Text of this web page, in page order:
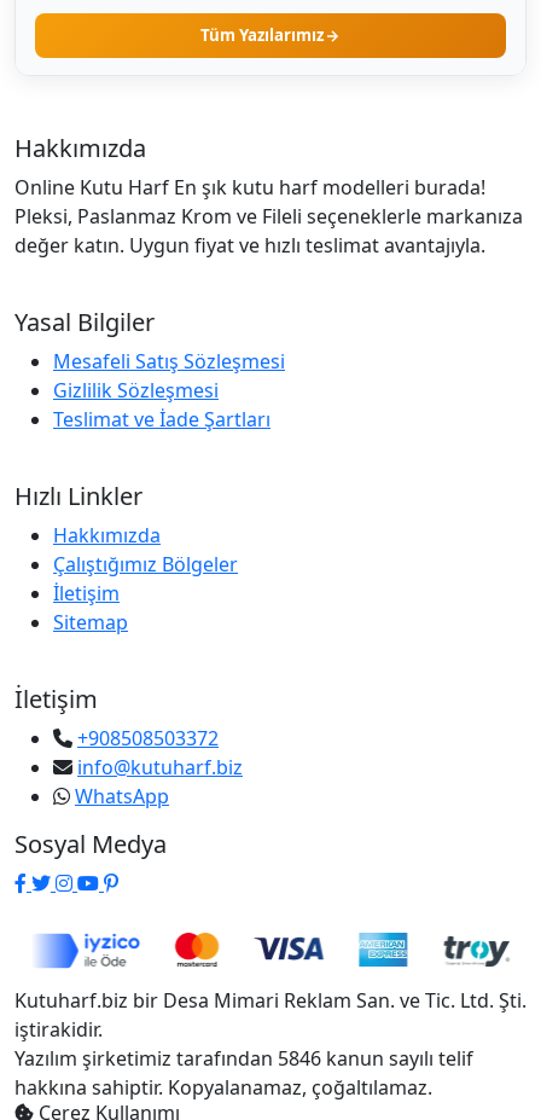
Tüm Yazılarımız
Hakkımızda
Online Kutu Harf En şık kutu harf modelleri burada!
Pleksi, Paslanmaz Krom ve Fileli seçeneklerle markanıza
değer katın. Uygun fiyat ve hızlı teslimat avantajıyla.
Yasal Bilgiler
Mesafeli Satış Sözleşmesi
Gizlilik Sözleşmesi
Teslimat ve İade Şartları
Hızlı Linkler
Hakkımızda
Çalıştığımız Bölgeler
İletişim
Sitemap
İletişim
+908508503372
info@kutuharf.biz
WhatsApp
Sosyal Medya
Kutuharf.biz bir Desa Mimari Reklam San. ve Tic. Ltd. Şti.
iştirakidir.
Yazılım şirketimiz tarafından 5846 kanun sayılı telif
hakkına sahiptir. Kopyalanamaz, çoğaltılamaz.
Çerez Kullanımı